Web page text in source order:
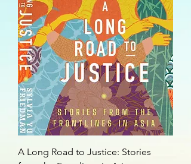
A Long Road to Justice: Stories